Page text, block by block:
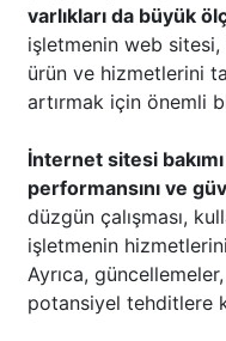
varlıkları da büyük
işletmenin web
ürün ve hizmetlerini
artırmak için önemli
İnternet sitesi
performansını ve
düzgün çalışması,
işletmenin hizmetlerini
Ayrıca,
potansiyel tehditlere